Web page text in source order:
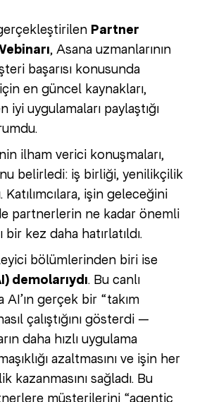
Partner
, Asana uzmanlarının
başarısı konusunda
en güncel kaynakları,
iyi uygulamaları paylaştığı
ilham verici konuşmaları,
belirledi: iş birliği, yenilikçilik
Katılımcılara, işin geleceğini
partnerlerin ne kadar önemli
bir kez daha hatırlatıldı.
bölümlerinden biri ise
demolarıydı. Bu canlı
AI’ın gerçek bir “takım
çalıştığını gösterdi —
daha hızlı uygulama
azaltmasını ve işin her
kazanmasını sağladı. Bu
müşterilerini “agentic